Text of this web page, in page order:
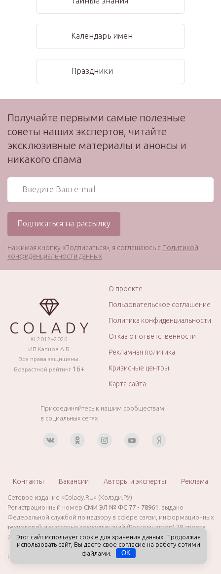
Календарь имен
Праздники
Получайте первыми самые полезные
советы наших экспертов, читайте
эксклюзивные материалы и анонсы и
никакого спама
Нажимая кнопку «Подписаться», я соглашаюсь с Политикой
конфиденциальности данных
© 2012–2026
ИП Капцов А.Б.
Все права защищены.
Возрастной рейтинг 16+
О проекте
Пользовательское соглашение
Политика конфиденциальности
Отказ от ответственности
Рекламная политика
Кризисные центры
Карта сайта
Присоединяйтесь к нашим сообществам
в социальных сетях
Контакты Вакансии Авторы и эксперты Реклама
Сетевое издание «Colady.RU» (Колэди.РУ)
Регистрационный номер СМИ ЭЛ № ФС 77 - 78961
, выдано
Федеральной службой по надзору в сфере связи, информационных
технологий и массовых коммуникаций (Роскомнадзор) 28 августа
2020 года. Возрастная категория сайта: 16+
Время работы редакции: пн — пт, 10:00 — 19:00
Этот сайт использует cookie для хранения данных. Продолжая
использовать сайт, Вы даете свое согласие на работу с этими
файлами.
OK